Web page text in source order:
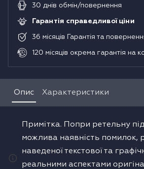
30 днів обмін/повернення
Гарантія справедливої ціни
36 місяців Гарантія та
120 місяців окрема гарантія на
Опис Характеристики
Примітка. Попри ретельну
можлива наявність помилок,
наведеної текстової та
реальними аспектами